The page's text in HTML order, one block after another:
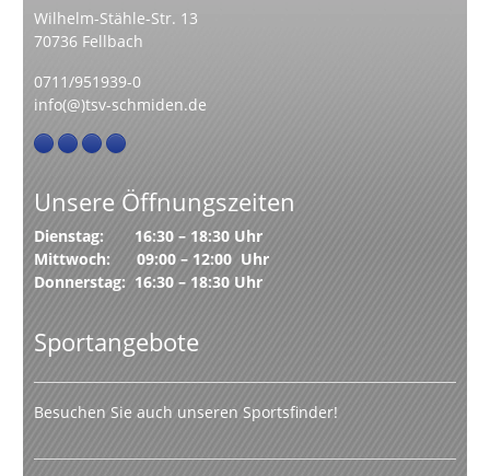
Wilhelm-Stähle-Str. 13
70736 Fellbach
0711/951939-0
info(@)tsv-schmiden.de
Unsere Öffnungszeiten
Dienstag: 16:30 – 18:30 Uhr
Mittwoch: 09:00 – 12:00 Uhr
Donnerstag: 16:30 – 18:30 Uhr
Sportangebote
Besuchen Sie auch unseren Sportsfinder!